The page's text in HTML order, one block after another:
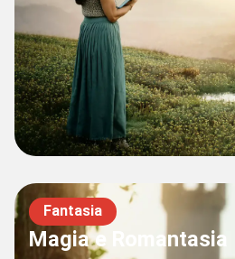
Magia e Romantasia
Fantasia